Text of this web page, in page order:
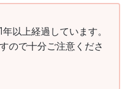
以上経過しています。
ので十分ご注意くださ